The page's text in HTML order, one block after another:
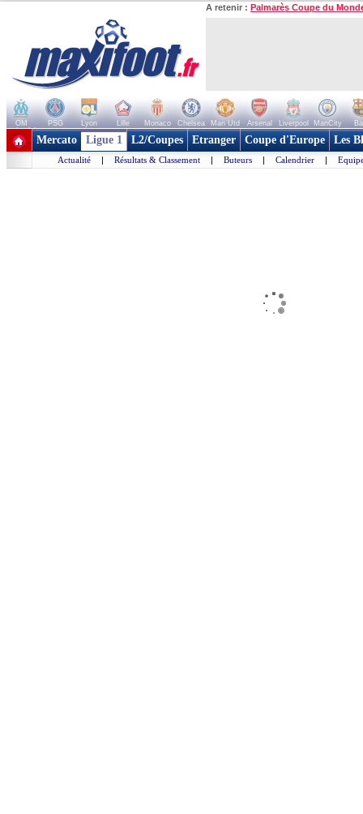
A retenir : Palmarès Coupe du
OM PSG Lyon Lille Monaco Chelsea Man Utd Arsenal Liverpool ManCity
+ de clubs
Mercato Ligue 1 L2/Coupes Etranger Coupe d'Europe Les
Actualité | Résultats & Classement | Buteurs | Calendrier |